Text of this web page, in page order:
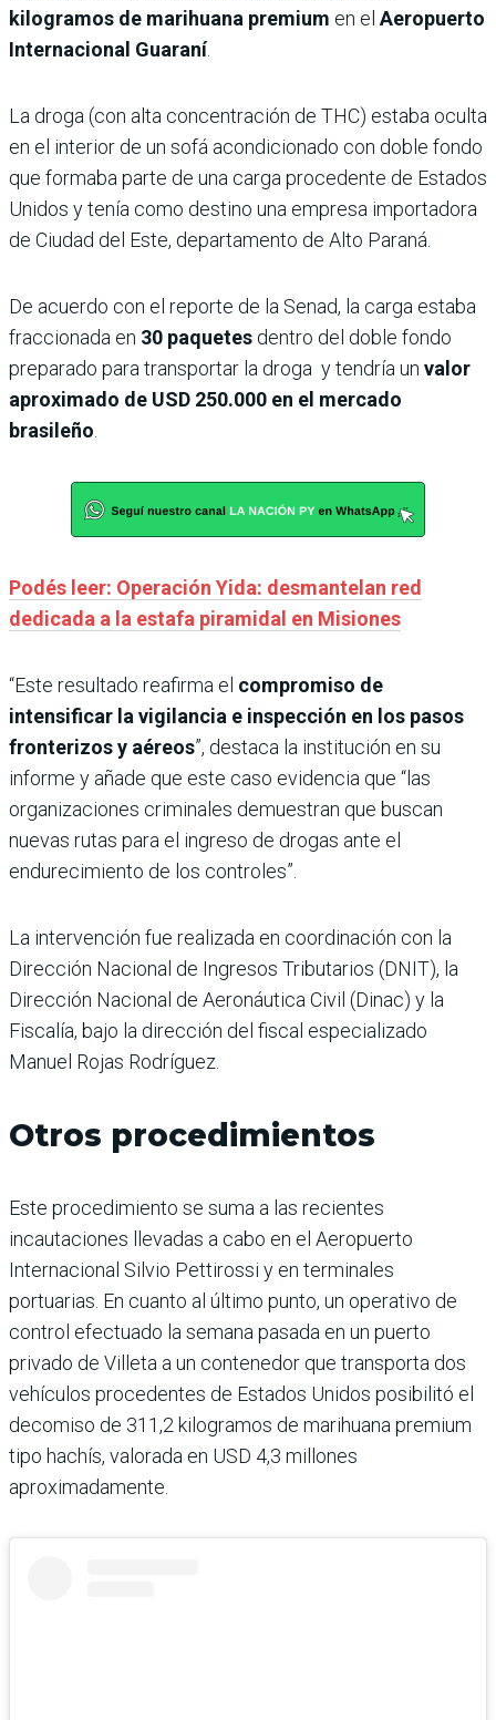
kilogramos de marihuana premium en el Aeropuerto
Internacional Guaraní.
La droga (con alta concentración de THC) estaba oculta
en el interior de un sofá acondicionado con doble fondo
que formaba parte de una carga procedente de Estados
Unidos y tenía como destino una empresa importadora
de Ciudad del Este, departamento de Alto Paraná.
De acuerdo con el reporte de la Senad, la carga estaba
fraccionada en 30 paquetes dentro del doble fondo
preparado para transportar la droga y tendría un valor
aproximado de USD 250.000 en el mercado
brasileño
Podés leer: Operación Yida: desmantelan red
dedicada a la estafa piramidal en Misiones
“Este resultado reafirma el compromiso de
intensificar la vigilancia e inspección en los pasos
fronterizos y aéreos”, destaca la institución en su
informe y añade que este caso evidencia que “las
organizaciones criminales demuestran que buscan
nuevas rutas para el ingreso de drogas ante el
endurecimiento de los controles”.
La intervención fue realizada en coordinación con la
Dirección Nacional de Ingresos Tributarios (DNIT), la
Dirección Nacional de Aeronáutica Civil (Dinac) y la
Fiscalía, bajo la dirección del fiscal especializado
Manuel Rojas Rodríguez.
Otros procedimientos
Este procedimiento se suma a las recientes
incautaciones llevadas a cabo en el Aeropuerto
Internacional Silvio Pettirossi y en terminales
portuarias. En cuanto al último punto, un operativo de
control efectuado la semana pasada en un puerto
privado de Villeta a un contenedor que transporta dos
vehículos procedentes de Estados Unidos posibilitó el
decomiso de 311,2 kilogramos de marihuana premium
tipo hachís, valorada en USD 4,3 millones
aproximadamente.